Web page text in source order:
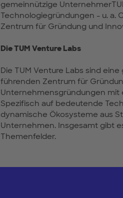
gemeinnützige
Technologiegründungen - u. a.
Zentrum für Gründung und
Die TUM Venture Labs
Die TUM Venture Labs sind
führenden Zentrum für
Unternehmensgründungen
Spezifisch auf bedeutende
dynamische Ökosysteme aus
Unternehmen. Insgesamt gibt
Themenfelder.